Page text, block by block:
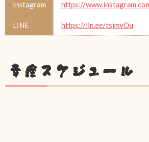
Instagram https://
LINE https://lin.ee/tsimvOu
幸座スケジュール